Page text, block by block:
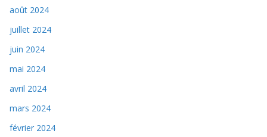
août 2024
juillet 2024
juin 2024
mai 2024
avril 2024
mars 2024
février 2024